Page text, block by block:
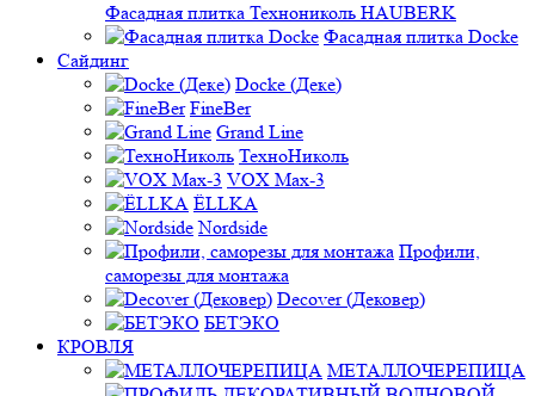
Фасадная плитка Технониколь HAUBERK
Фасадная плитка Docke
Сайдинг
Docke (Деке)
FineBer
Grand Line
ТехноНиколь
VOX Max-3
ЁLLKA
Nordside
Профили,
саморезы для монтажа
Decover (Дековер)
БЕТЭКО
КРОВЛЯ
МЕТАЛЛОЧЕРЕПИЦА